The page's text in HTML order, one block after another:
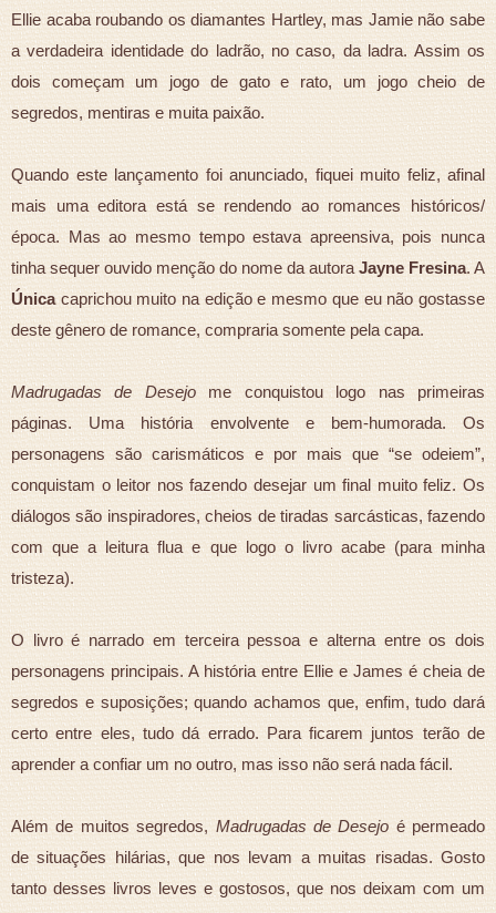
Ellie acaba roubando os diamantes Hartley, mas Jamie não sabe
a verdadeira identidade do ladrão, no caso, da ladra. Assim os
dois começam um jogo de gato e rato, um jogo cheio de
segredos, mentiras e muita paixão.
Quando este lançamento foi anunciado, fiquei muito feliz, afinal
mais uma editora está se rendendo ao romances históricos/
época. Mas ao mesmo tempo estava apreensiva, pois nunca
tinha sequer ouvido menção do nome da autora Jayne Fresina. A
Únicacaprichou muito na edição e mesmo que eu não gostasse
deste gênero de romance, compraria somente pela capa.
Madrugadas de Desejome conquistou logo nas primeiras
páginas. Uma história envolvente e bem-humorada. Os
personagens são carismáticos e por mais que “se odeiem”,
conquistam o leitor nos fazendo desejar um final muito feliz. Os
diálogos são inspiradores, cheios de tiradas sarcásticas, fazendo
com que a leitura flua e que logo o livro acabe (para minha
tristeza).
O livro é narrado em terceira pessoa e alterna entre os dois
personagens principais. A história entre Ellie e James é cheia de
segredos e suposições; quando achamos que, enfim, tudo dará
certo entre eles, tudo dá errado. Para ficarem juntos terão de
aprender a confiar um no outro, mas isso não será nada fácil.
Além de muitos segredos, Madrugadas de Desejoé permeado
de situações hilárias, que nos levam a muitas risadas. Gosto
tanto desses livros leves e gostosos, que nos deixam com um